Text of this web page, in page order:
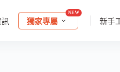
訊 獨家專屬 新手